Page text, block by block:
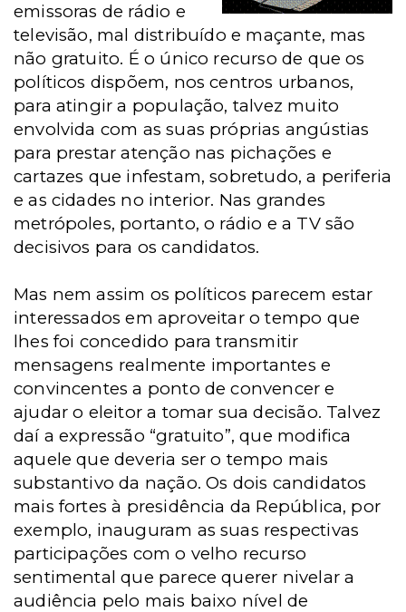
emissoras de rádio e
televisão, mal distribuído e maçante, mas
não gratuito. É o único recurso de que os
políticos dispõem, nos centros urbanos,
para atingir a população, talvez muito
envolvida com as suas próprias angústias
para prestar atenção nas pichações e
cartazes que infestam, sobretudo, a periferia
e as cidades no interior. Nas grandes
metrópoles, portanto, o rádio e a TV são
decisivos para os candidatos.
Mas nem assim os políticos parecem estar
interessados em aproveitar o tempo que
lhes foi concedido para transmitir
mensagens realmente importantes e
convincentes a ponto de convencer e
ajudar o eleitor a tomar sua decisão. Talvez
daí a expressão “gratuito”, que modifica
aquele que deveria ser o tempo mais
substantivo da nação. Os dois candidatos
mais fortes à presidência da República, por
exemplo, inauguram as suas respectivas
participações com o velho recurso
sentimental que parece querer nivelar a
audiência pelo mais baixo nível de